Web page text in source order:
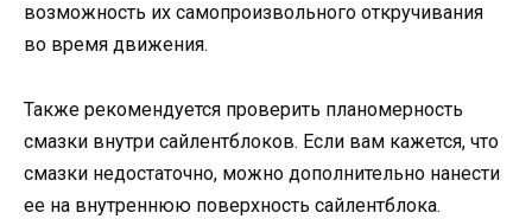
возможность их самопроизвольного откручивания
во время движения.
Также рекомендуется проверить планомерность
смазки внутри сайлентблоков. Если вам кажется, что
смазки недостаточно, можно дополнительно нанести
ее на внутреннюю поверхность сайлентблока.